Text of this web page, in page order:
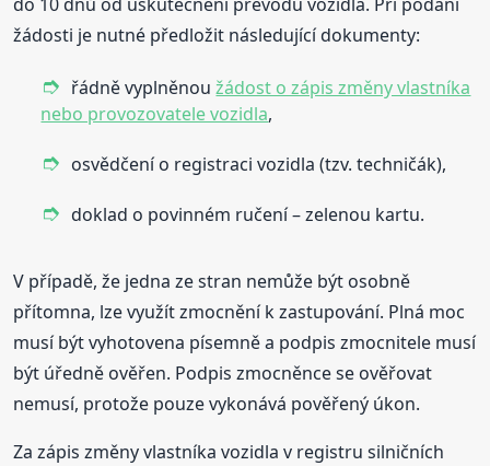
žádosti je nutné předložit následující dokumenty:
řádně vyplněnoužádost o zápis změny vlastníka
nebo provozovatele vozidla,
osvědčení o registraci vozidla (tzv. techničák),
doklad o povinném ručení – zelenou kartu.
V případě, že jedna ze stran nemůže být osobně
přítomna, lze využít zmocnění k zastupování. Plná moc
musí být vyhotovena písemně a podpis zmocnitele musí
být úředně ověřen. Podpis zmocněnce se ověřovat
nemusí, protože pouze vykonává pověřený úkon.
Za zápis změny vlastníka vozidla v registru silničních